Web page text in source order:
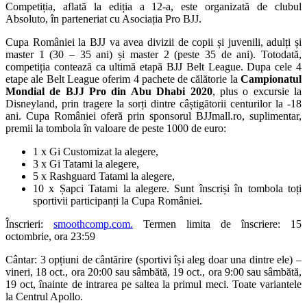
Competiția, aflată la ediția a 12-a, este organizată de clubul
Absoluto, în parteneriat cu Asociația Pro BJJ.
Cupa României la BJJ va avea divizii de copii și juvenili, adulți și
master 1 (30 – 35 ani) și master 2 (peste 35 de ani). Totodată,
competiția contează ca ultimă etapă BJJ Belt League. Dupa cele 4
etape ale Belt League oferim 4 pachete de călătorie la Campionatul
Mondial de BJJ Pro din Abu Dhabi 2020, plus o excursie la
Disneyland, prin tragere la sorți dintre câștigătorii centurilor la -18
ani. Cupa României oferă prin sponsorul BJJmall.ro, suplimentar,
premii la tombola în valoare de peste 1000 de euro:
1 x Gi Customizat la alegere,
3 x Gi Tatami la alegere,
5 x Rashguard Tatami la alegere,
10 x Șapci Tatami la alegere. Sunt înscriși în tombola toți
sportivii participanți la Cupa României.
Înscrieri: smoothcomp.com. Termen limita de înscriere: 15
octombrie, ora 23:59
Cântar: 3 opțiuni de cântărire (sportivi își aleg doar una dintre ele) –
vineri, 18 oct., ora 20:00 sau sâmbătă, 19 oct., ora 9:00 sau sâmbătă,
19 oct, înainte de intrarea pe saltea la primul meci. Toate variantele
la Centrul Apollo.